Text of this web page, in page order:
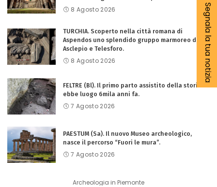
8 Agosto 2026
TURCHIA. Scoperto nella città romana di
Aspendos uno splendido gruppo marmoreo di
Asclepio e Telesforo.
8 Agosto 2026
FELTRE (Bl). Il primo parto assistito della storia
ebbe luogo 6mila anni fa.
7 Agosto 2026
PAESTUM (Sa). Il nuovo Museo archeologico,
nasce il percorso “Fuori le mura”.
7 Agosto 2026
Archeologia in Piemonte
Segnala la tua notizia